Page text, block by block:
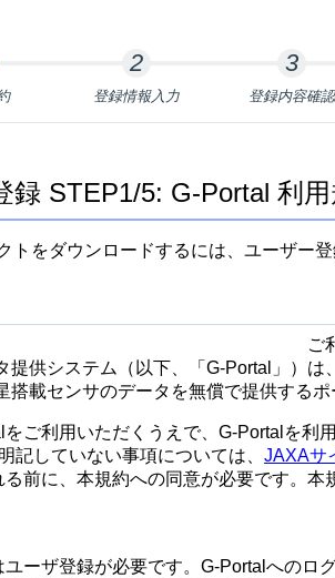
登録情報入力 登録内容確認
録 STEP1/5: G-Portal 利
トをダウンロードするには、ユーザー
ご
提供システム（以下、「G-Portal」）
搭載センサのデータを無償で提供するポ
ご利用いただくうえで、G-Portalを利
記していない事項については、 JAXAサ
前に、本規約への同意が必要です。
ーザ登録が必要です。G-Portalへのロ